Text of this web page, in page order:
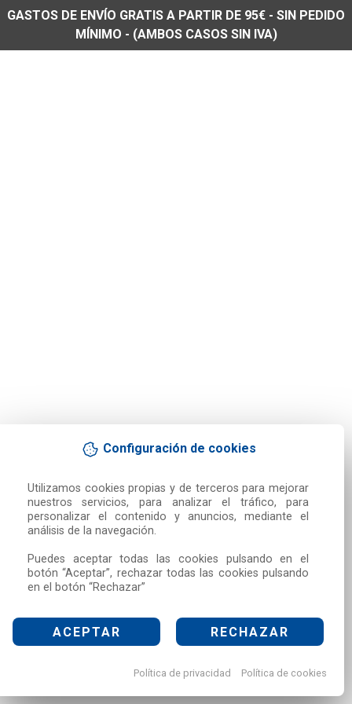
Configuración de cookies
Utilizamos cookies propias y de terceros para mejorar
nuestros servicios, para analizar el tráfico, para
personalizar el contenido y anuncios, mediante el
análisis de la navegación.
Puedes aceptar todas las cookies pulsando en el
botón “Aceptar”, rechazar todas las cookies pulsando
en el botón “Rechazar”
ACEPTAR RECHAZAR
Política de privacidad Política de cookies
GASTOS DE ENVÍO GRATIS A PARTIR DE 95€ - SIN PEDIDO
MÍNIMO - (AMBOS CASOS SIN IVA)